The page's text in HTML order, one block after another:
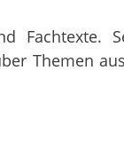
Fachtexte.
Themen